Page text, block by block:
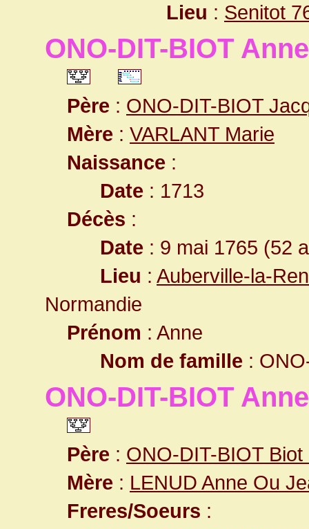
Lieu : Senitot
ONO-DIT-BIOT Anne
Père : ONO-DIT-BIOT
Mère : VARLANT Marie
Naissance :
Date : 1713
Décès :
Date : 9 mai 1765 (52
Lieu : Auberville-la-
Normandie
Prénom : Anne
Nom de famille :
ONO-DIT-BIOT Anne
Père : ONO-DIT-BIOT Biot
Mère : LENUD Anne Ou
Freres/Soeurs :